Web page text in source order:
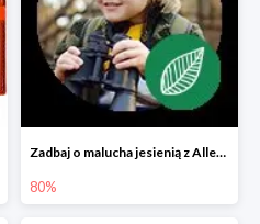
Zadbaj o malucha jesienią z Allegro do -80%
80%